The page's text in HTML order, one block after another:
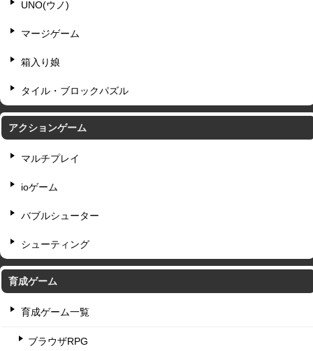
UNO(ウノ)
マージゲーム
箱入り娘
タイル・ブロックパズル
アクションゲーム
マルチプレイ
ioゲーム
バブルシューター
シューティング
育成ゲーム
育成ゲーム一覧
ブラウザRPG